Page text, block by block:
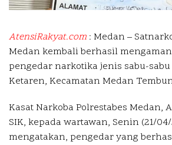
AtensiRakyat.com : Medan –
Medan kembali berhasil
pengedar narkotika jenis sabu-
Ketaren, Kecamatan Medan
Kasat Narkoba Polrestabes Medan,
SIK, kepada wartawan, Senin (21/
mengatakan, pengedar yang